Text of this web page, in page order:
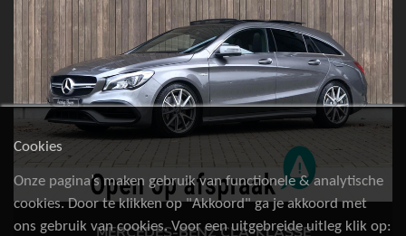
Cookies
Onze pagina’s maken gebruik van functionele & analytische
cookies. Door te klikken op "Akkoord" ga je akkoord met
ons gebruik van cookies. Voor een uitgebreide uitleg klik op: